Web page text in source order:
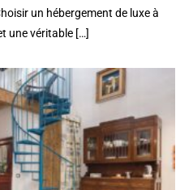
un hébergement de luxe à
une véritable […]